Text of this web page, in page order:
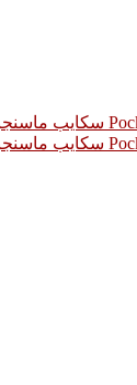
سكايب
سكايب